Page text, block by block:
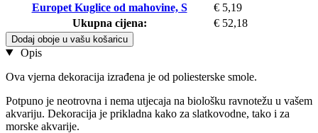
Europet Kuglice od mahovine, S
€ 5,19
Ukupna cijena:
€ 52,18
Dodaj oboje u vašu košaricu
Opis
Ova vjerna dekoracija izrađena je od poliesterske smole.
Potpuno je neotrovna i nema utjecaja na biološku ravnotežu u vašem
akvariju. Dekoracija je prikladna kako za slatkovodne, tako i za
morske akvarije.